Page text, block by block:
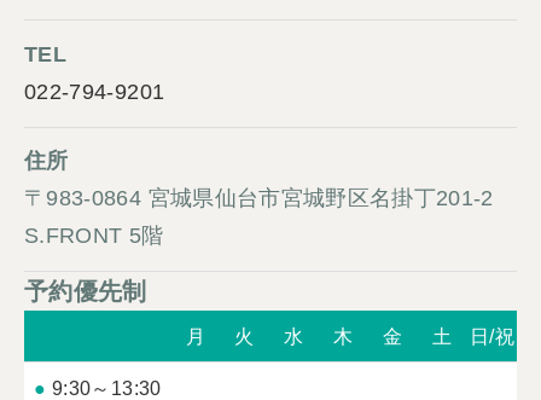
TEL
022-794-9201
住所
〒983-0864 宮城県仙台市宮城野区名掛丁201-2
S.FRONT 5階
予約優先制
月 火 水 木 金 土 日/祝
●9:30～13:30